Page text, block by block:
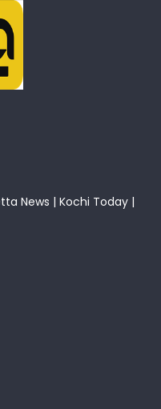
News | Kochi Today |